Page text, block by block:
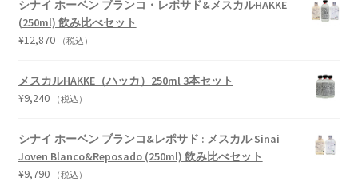
シナイ ホーベン ブランコ・レポサド&メスカルHAKKE
(250ml) 飲み比べセット
¥12,870 （税込）
メスカルHAKKE（ハッカ）250ml 3本セット
¥9,240 （税込）
シナイ ホーベン ブランコ&レポサド : メスカル Sinai
Joven Blanco&Reposado (250ml) 飲み比べセット
¥9,790 （税込）